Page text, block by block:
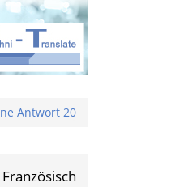
Antwort 20